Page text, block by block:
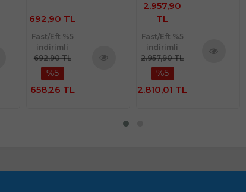
692,90 TL
Fast/Eft %5
indirimli
692,90 TL
%5
658,26 TL
2.957,90
TL
Fast/Eft %5
indirimli
2.957,90 TL
%5
2.810,01 TL